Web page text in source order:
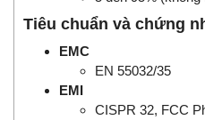
Tiêu chuẩn và chứng
EMC
EN 55032/35
EMI
CISPR 32, FCC